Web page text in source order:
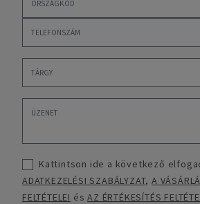
Kattintson ide a következő
ADATKEZELÉSI SZABÁLYZAT,A
FELTÉTELEI ésAZ ÉRTÉKESÍTÉS